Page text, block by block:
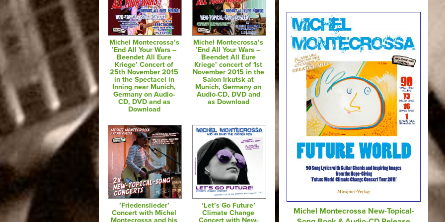
Michel Montecrossa’s
’End All Your Wars –
Beendet All Eure
Kriege’ Concert of
25th November 2015
in the Spectacel in
Inning near Munich,
Germany on Audio-
CD, DVD and as
Download
Michel Montecrossa’s
’End All Your Wars –
Beendet All Eure
Kriege’ concert of 1st
November 2015 in the
Salon Irkutsk at
Munich, Germany on
Audio-CD, DVD and
as Download
’Friedenslieder’
Concert with Michel
Montecrossa and his
‘Let’s Go Future’
Climate Change
Concert with New-
Michel Montecrossa New-Topical-